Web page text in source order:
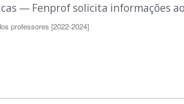
— Fenprof solicita informações
professores [2022-2024]